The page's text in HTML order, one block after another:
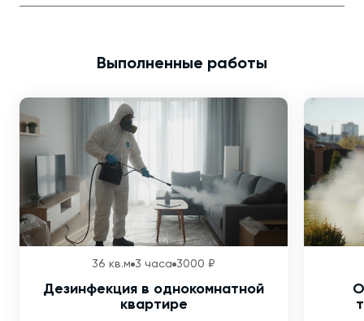
Выполненные работы
36 кв.м 3 часа 3000 ₽
Дезинфекция в однокомнатной
квартире